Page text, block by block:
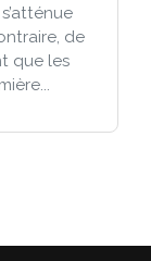
de
que les